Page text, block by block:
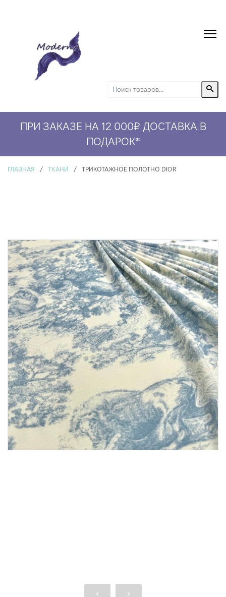
ПРИ ЗАКАЗЕ НА 12 000₽ ДОСТАВКА В
ПОДАРОК*
СКИДКА 5% НА ПЕРВЫЙ ЗАКАЗ*
ГЛАВНАЯ / ТКАНИ / ТРИКОТАЖНОЕ ПОЛОТНО DIOR